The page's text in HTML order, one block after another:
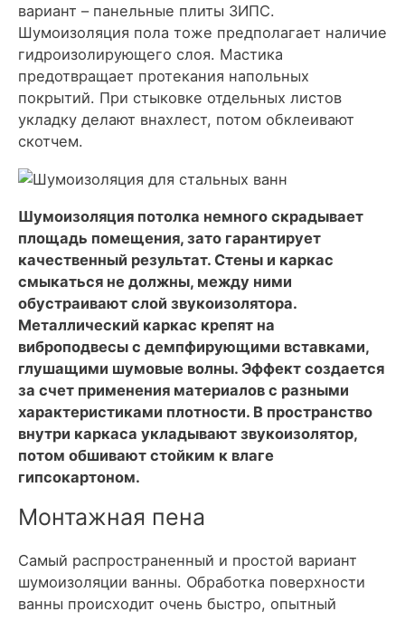
вариант – панельные плиты ЗИПС.
Шумоизоляция пола тоже предполагает наличие
гидроизолирующего слоя. Мастика
предотвращает протекания напольных
покрытий. При стыковке отдельных листов
укладку делают внахлест, потом обклеивают
скотчем.
Шумоизоляция потолка немного скрадывает
площадь помещения, зато гарантирует
качественный результат. Стены и каркас
смыкаться не должны, между ними
обустраивают слой звукоизолятора.
Металлический каркас крепят на
виброподвесы с демпфирующими вставками,
глушащими шумовые волны. Эффект создается
за счет применения материалов с разными
характеристиками плотности. В пространство
внутри каркаса укладывают звукоизолятор,
потом обшивают стойким к влаге
гипсокартоном.
Монтажная пена
Самый распространенный и простой вариант
шумоизоляции ванны. Обработка поверхности
ванны происходит очень быстро, опытный